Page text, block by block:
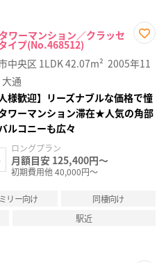
ワーマンション／クラッセ
イプ(No.468512)
に入
り登
中央区 1LDK42.07m² 2005年11
大通
人様歓迎】リーズナブルな価格で憧
ワーマンション滞在★人気の角部
ルコニーも広々
ロングプラン
月額目安 125,400円～
初期費用他 40,000円～
リー向け
同棲向け
駅近